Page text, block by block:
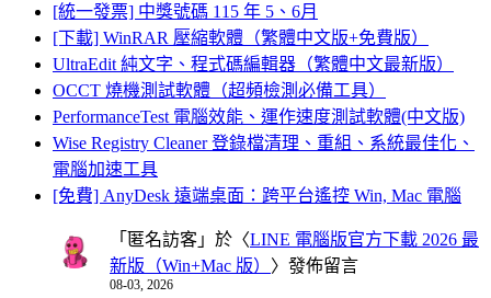
[統一發票] 中獎號碼 115 年 5、6月
[下載] WinRAR 壓縮軟體（繁體中文版+免費版）
UltraEdit 純文字、程式碼編輯器（繁體中文最新版）
OCCT 燒機測試軟體（超頻檢測必備工具）
PerformanceTest 電腦效能、運作速度測試軟體(中文版)
Wise Registry Cleaner 登錄檔清理、重組、系統最佳化、
電腦加速工具
[免費] AnyDesk 遠端桌面：跨平台遙控 Win, Mac 電腦
「 匿名訪客 」於〈LINE 電腦版官方下載 2026 最
新版（Win+Mac 版） 〉發佈留言
08-03, 2026